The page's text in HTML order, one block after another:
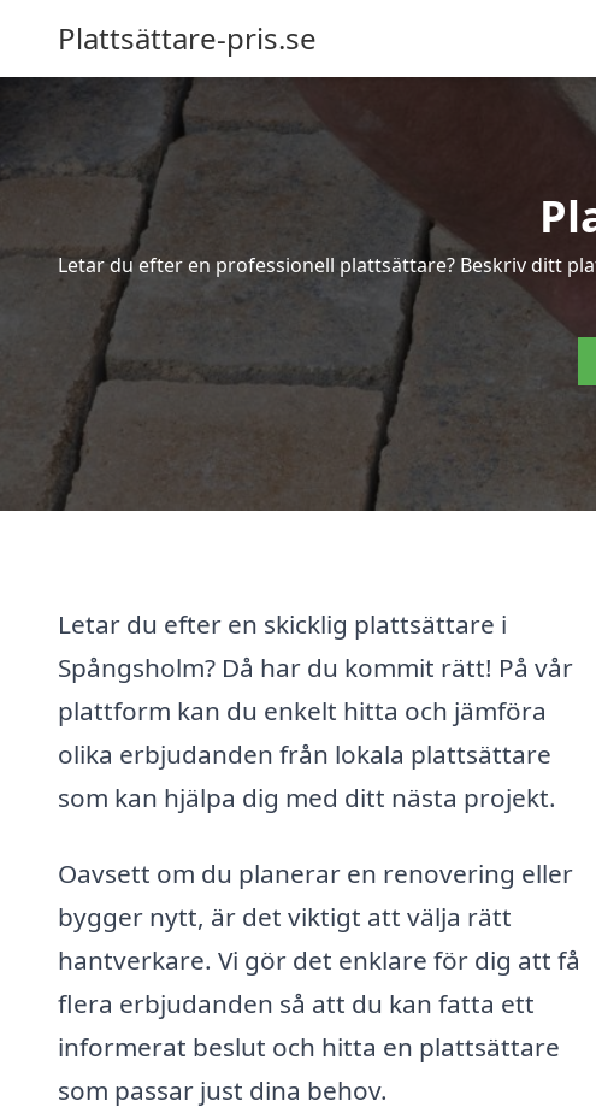
Plattsättare-pris.se
Letar du efter en professionell plattsättare? Beskriv ditt
Letar du efter en skicklig plattsättare i
Spångsholm? Då har du kommit rätt! På vår
plattform kan du enkelt hitta och jämföra
olika erbjudanden från lokala plattsättare
som kan hjälpa dig med ditt nästa projekt.
Oavsett om du planerar en renovering eller
bygger nytt, är det viktigt att välja rätt
hantverkare. Vi gör det enklare för dig att få
flera erbjudanden så att du kan fatta ett
informerat beslut och hitta en plattsättare
som passar just dina behov.